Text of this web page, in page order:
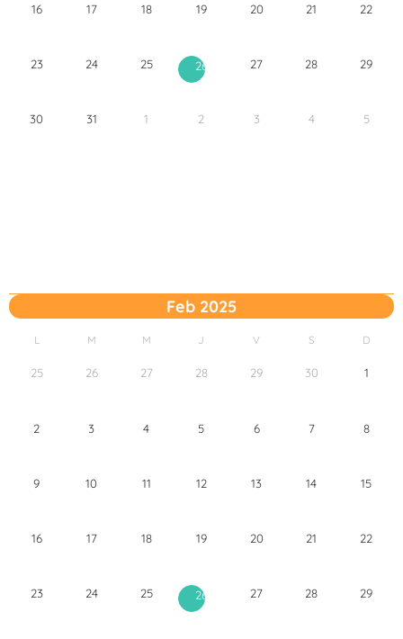
16 17 18 19 20 21 22
23 24 25 26 27 28 29
30 31 1 2 3 4 5
Feb 2025
L M M J V S D
25 26 27 28 29 30 1
2 3 4 5 6 7 8
9 10 11 12 13 14 15
16 17 18 19 20 21 22
23 24 25 26 27 28 29